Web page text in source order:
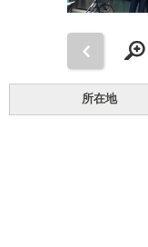
所在地